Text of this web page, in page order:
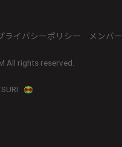
ライバシーポリシー メンバ
All rights reserved.